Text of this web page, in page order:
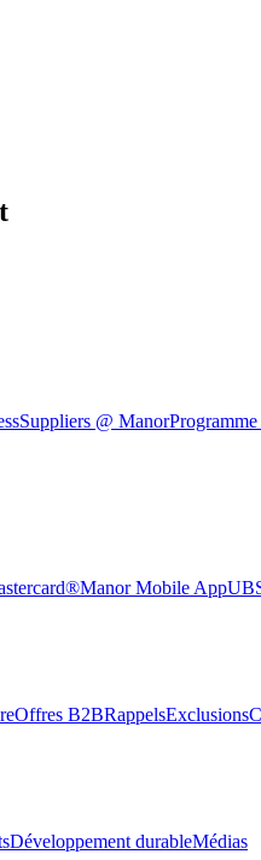
Suppliers @ Manor
Manor Mobile App
Offres B2BRappelsExclusions
Développement durableMédias